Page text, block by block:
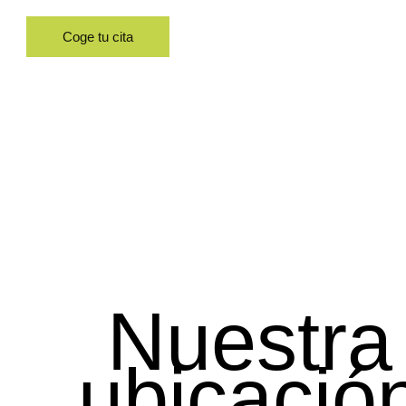
Coge tu cita
Nuestra